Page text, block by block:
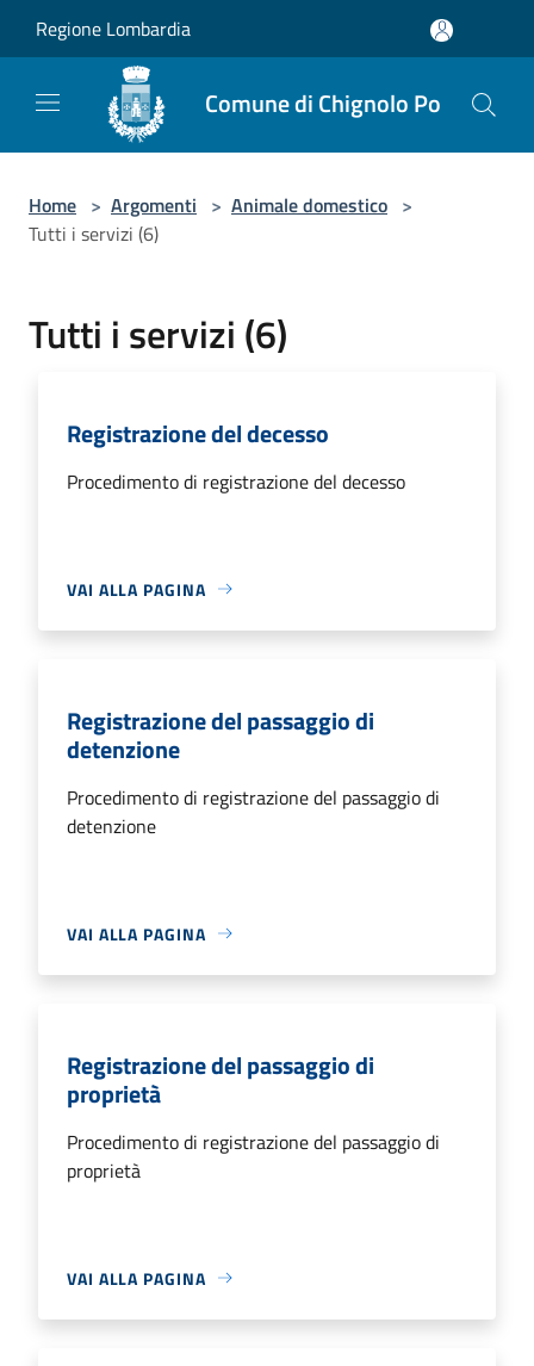
Regione Lombardia
Comune di Chignolo Po
Home > Argomenti > Animale domestico >
Tutti i servizi (6)
Tutti i servizi (6)
Registrazione del decesso
Procedimento di registrazione del decesso
VAI ALLA PAGINA
Registrazione del passaggio di
detenzione
Procedimento di registrazione del passaggio di
detenzione
VAI ALLA PAGINA
Registrazione del passaggio di
proprietà
Procedimento di registrazione del passaggio di
proprietà
VAI ALLA PAGINA